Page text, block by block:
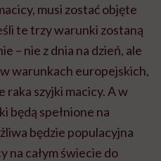
musi zostać objęte
te trzy warunki zostaną
– nie z dnia na dzień, ale
warunkach europejskich,
szyjki macicy. A w
będą spełnione na
będzie populacyjna
na całym świecie do